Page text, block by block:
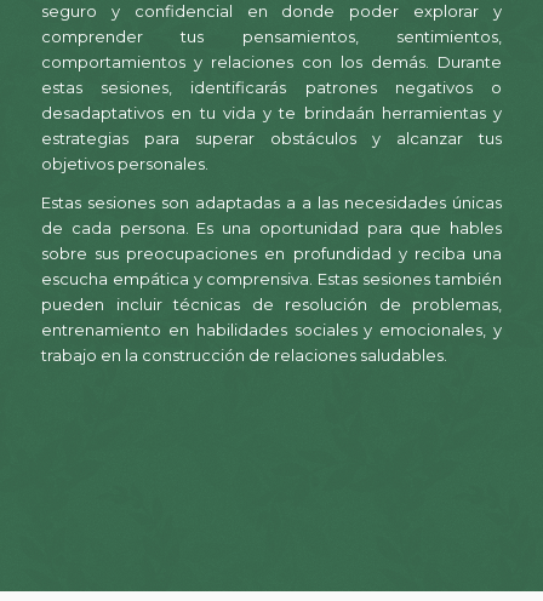
seguro y confidencial en donde poder explorar y
comprender tus pensamientos, sentimientos,
comportamientos y relaciones con los demás. Durante
estas sesiones, identificarás patrones negativos o
desadaptativos en tu vida y te brindaán herramientas y
estrategias para superar obstáculos y alcanzar tus
objetivos personales.
Estas sesiones son adaptadas a a las necesidades únicas
de cada persona. Es una oportunidad para que hables
sobre sus preocupaciones en profundidad y reciba una
escucha empática y comprensiva. Estas sesiones también
pueden incluir técnicas de resolución de problemas,
entrenamiento en habilidades sociales y emocionales, y
trabajo en la construcción de relaciones saludables.